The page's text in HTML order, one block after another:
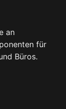
an
für
Büros.